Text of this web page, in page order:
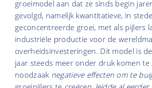
groeimodel aan dat ze sinds begin
gevolgd, namelijk kwantitatieve, in
geconcentreerde groei, met als pijlers
industriële productie voor de
overheidsinvesteringen. Dit model is
jaar steeds meer onder druk komen te
noodzaak negatieve effecten om te